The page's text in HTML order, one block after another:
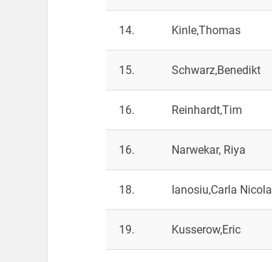
14. Kinle,Thomas
15. Schwarz,Benedikt
16. Reinhardt,Tim
16. Narwekar, Riya
18. Ianosiu,Carla Nicola
19. Kusserow,Eric